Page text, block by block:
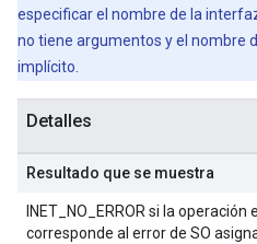
especificar el nombre de la
no tiene argumentos y el nombre
implícito.
Detalles
Resultado que se muestra
INET_NO_ERROR si la
corresponde al error de SO